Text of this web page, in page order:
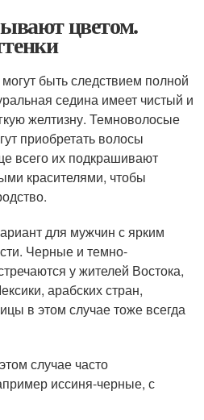
цветом.
быть следствием полной
седина имеет чистый и
желтизну. Темноволосые
приобретать волосы
всего их подкрашивают
красителями, чтобы
для мужчин с ярким
Черные и темно-
у жителей Востока,
арабских стран,
в этом случае тоже всегда
случае часто
иссиня-черные, с